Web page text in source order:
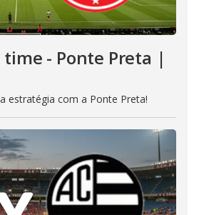
time - Ponte Preta |
estratégia com a Ponte Preta!